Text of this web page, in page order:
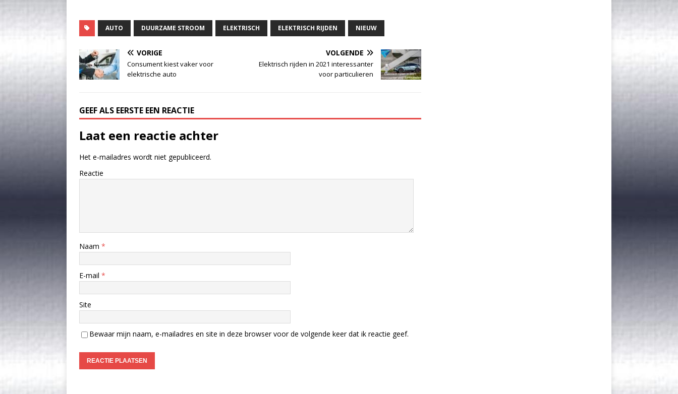
AUTO DUURZAME STROOM ELEKTRISCH ELEKTRISCH RIJDEN NIEUW
VORIGE
Consument kiest vaker voor
elektrische auto
VOLGENDE
Elektrisch rijden in 2021 interessanter
voor particulieren
GEEF ALS EERSTE EEN REACTIE
Laat een reactie achter
Het e-mailadres wordt niet gepubliceerd.
Reactie
Naam *
E-mail *
Site
Bewaar mijn naam, e-mailadres en site in deze browser voor de volgende keer dat ik reactie geef.